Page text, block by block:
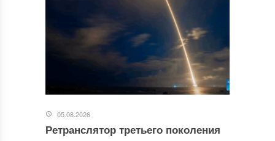
05.08.2026
Ретранслятор третьего поколения